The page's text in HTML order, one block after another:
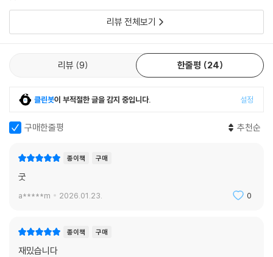
리뷰 전체보기
리뷰 9 한줄평 24
클린봇이 부적절한 글을 감지 중입니다. 설정
구매한줄평 추천순
종이책 구매
굿
a*****m 2026.01.23. 0
종이책 구매
재밌습니다